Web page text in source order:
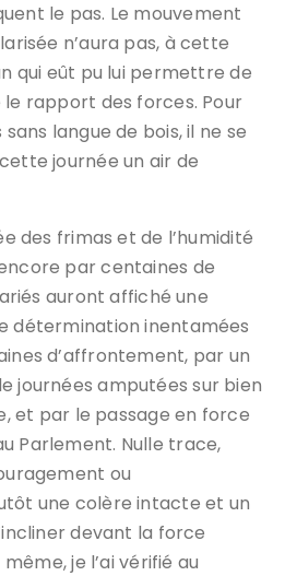
le pas. Le mouvement
n’aura pas, à cette
qui eût pu lui permettre de
rapport des forces. Pour
langue de bois, il ne se
journée un air de
des frimas et de l’humidité
par centaines de
auront affiché une
détermination inentamées
d’affrontement, par un
journées amputées sur bien
et par le passage en force
Parlement. Nulle trace,
ou
une colère intacte et un
devant la force
je l’ai vérifié au